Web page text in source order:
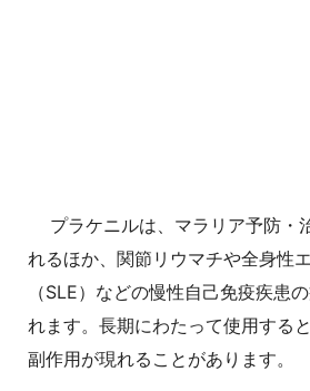
プラケニルは、マラリア予防・
れるほか、関節リウマチや全身性
（SLE）などの慢性自己免疫疾患
れます。長期にわたって使用する
副作用が現れることがあります。